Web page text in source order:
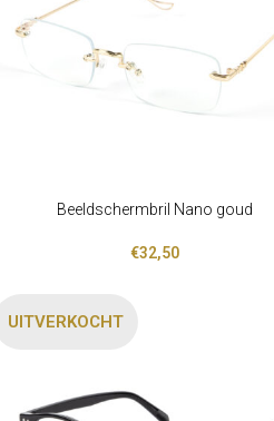
LEES VERDERBeeldschermbril Nano goud
€32,50
UITVERKOCHT